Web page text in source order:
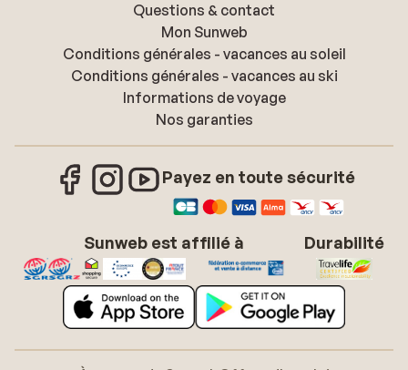
Questions & contact
Mon Sunweb
Conditions générales - vacances au soleil
Conditions générales - vacances au ski
Informations de voyage
Nos garanties
Payez en toute sécurité
Sunweb est affilié à Durabilité